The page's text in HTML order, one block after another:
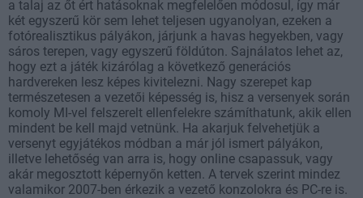
a talaj az őt ért hatásoknak megfelelően módosul, így már
két egyszerű kör sem lehet teljesen ugyanolyan, ezeken a
fotórealisztikus pályákon, járjunk a havas hegyekben, vagy
sáros terepen, vagy egyszerű földúton. Sajnálatos lehet az,
hogy ezt a játék kizárólag a következő generációs
hardvereken lesz képes kivitelezni. Nagy szerepet kap
természetesen a vezetői képesség is, hisz a versenyek során
komoly MI-vel felszerelt ellenfelekre számíthatunk, akik ellen
mindent be kell majd vetnünk. Ha akarjuk felvehetjük a
versenyt egyjátékos módban a már jól ismert pályákon,
illetve lehetőség van arra is, hogy online csapassuk, vagy
akár megosztott képernyőn ketten. A tervek szerint mindez
valamikor 2007-ben érkezik a vezető konzolokra és PC-re is.